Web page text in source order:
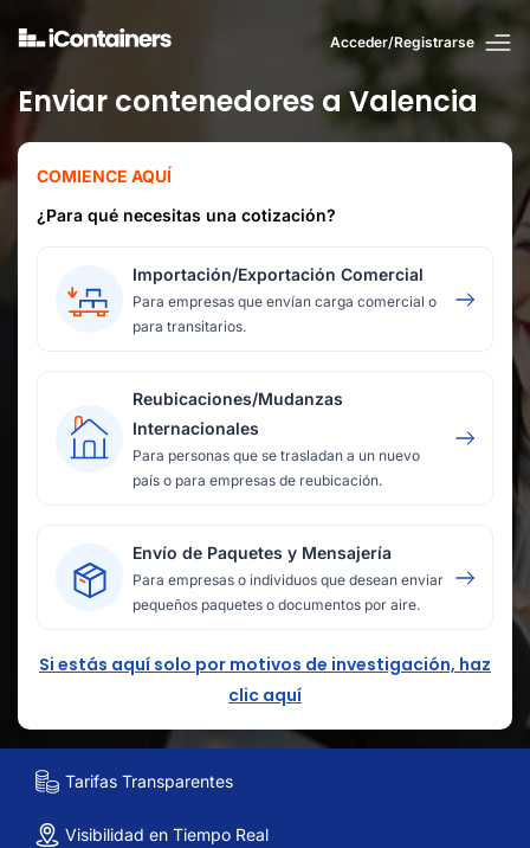
Acceder/Registrarse
Enviar contenedores a Valencia
COMIENCE AQUÍ
¿Para qué necesitas una cotización?
Importación/Exportación Comercial
Para empresas que envían carga comercial o
para transitarios.
Reubicaciones/Mudanzas
Internacionales
Para personas que se trasladan a un nuevo
país o para empresas de reubicación.
Envío de Paquetes y Mensajería
Para empresas o individuos que desean enviar
pequeños paquetes o documentos por aire.
Si estás aquí solo por motivos de investigación, haz
clic aquí
Tarifas Transparentes
Visibilidad en Tiempo Real